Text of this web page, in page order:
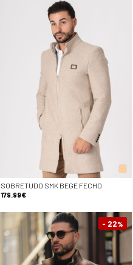
SOBRETUDO SMK BEGE FECHO
179.99€
- 22%